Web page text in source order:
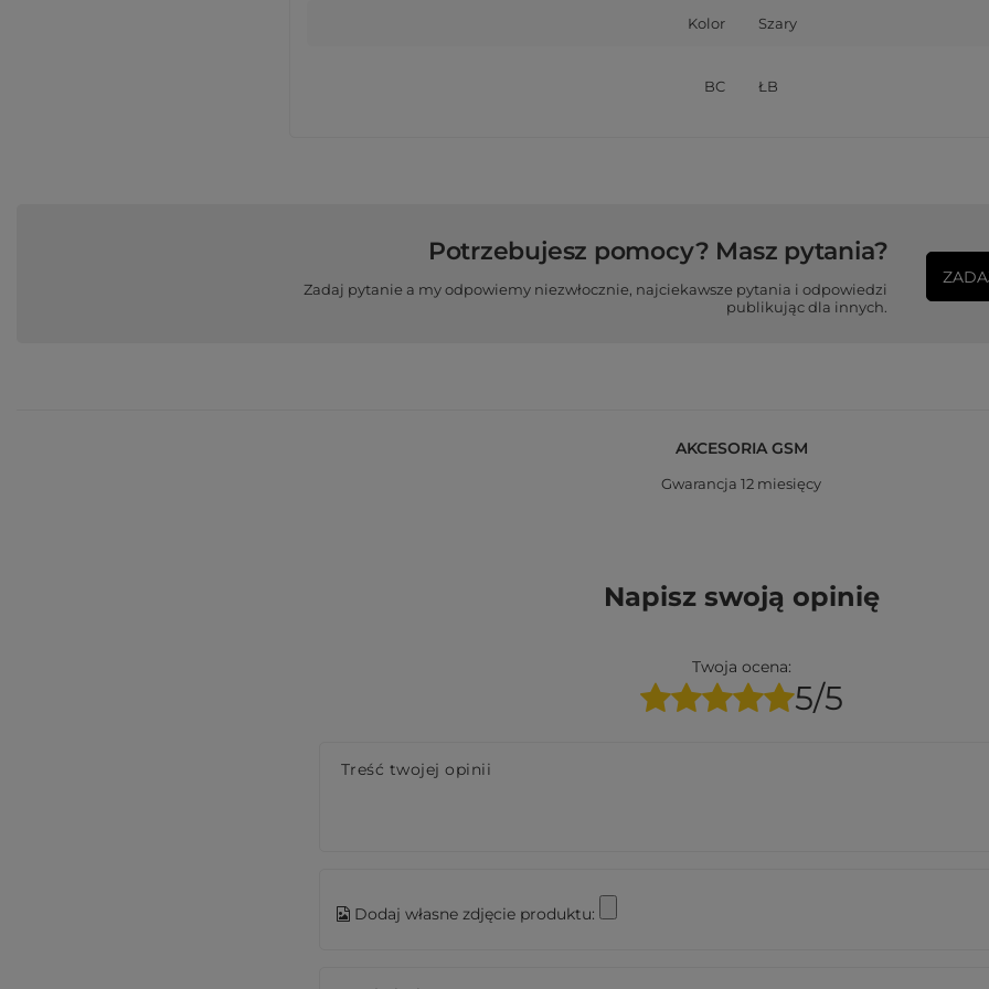
Kolor Szary
BC ŁB
Potrzebujesz pomocy? Masz pytania?
Zadaj pytanie a my odpowiemy niezwłocznie, najciekawsze pytania i odpowiedzi
publikując dla innych.
AKCESORIA GSM
Gwarancja 12 miesięcy
Napisz swoją opinię
Twoja ocena:
5/5
Treść twojej opinii
Dodaj własne zdjęcie produktu: